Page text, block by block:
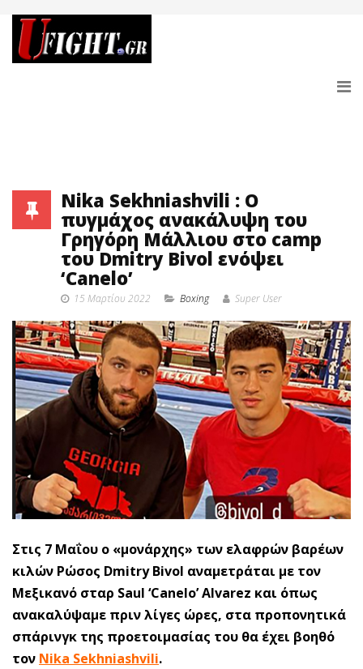
Nika Sekhniashvili : Ο
πυγμάχος ανακάλυψη του
Γρηγόρη Μάλλιου στο camp
του Dmitry Bivol ενόψει
‘Canelo’
15 Μαρτίου 2022 Boxing Super User
Στις 7 Μαΐου ο «μονάρχης» των ελαφρών βαρέων
κιλών Ρώσος Dmitry Bivol αναμετράται με τον
Μεξικανό σταρ Saul ‘Canelo’ Alvarez και όπως
ανακαλύψαμε πριν λίγες ώρες, στα προπονητικά
σπάρινγκ της προετοιμασίας του θα έχει βοηθό
τον Nika Sekhniashvili.